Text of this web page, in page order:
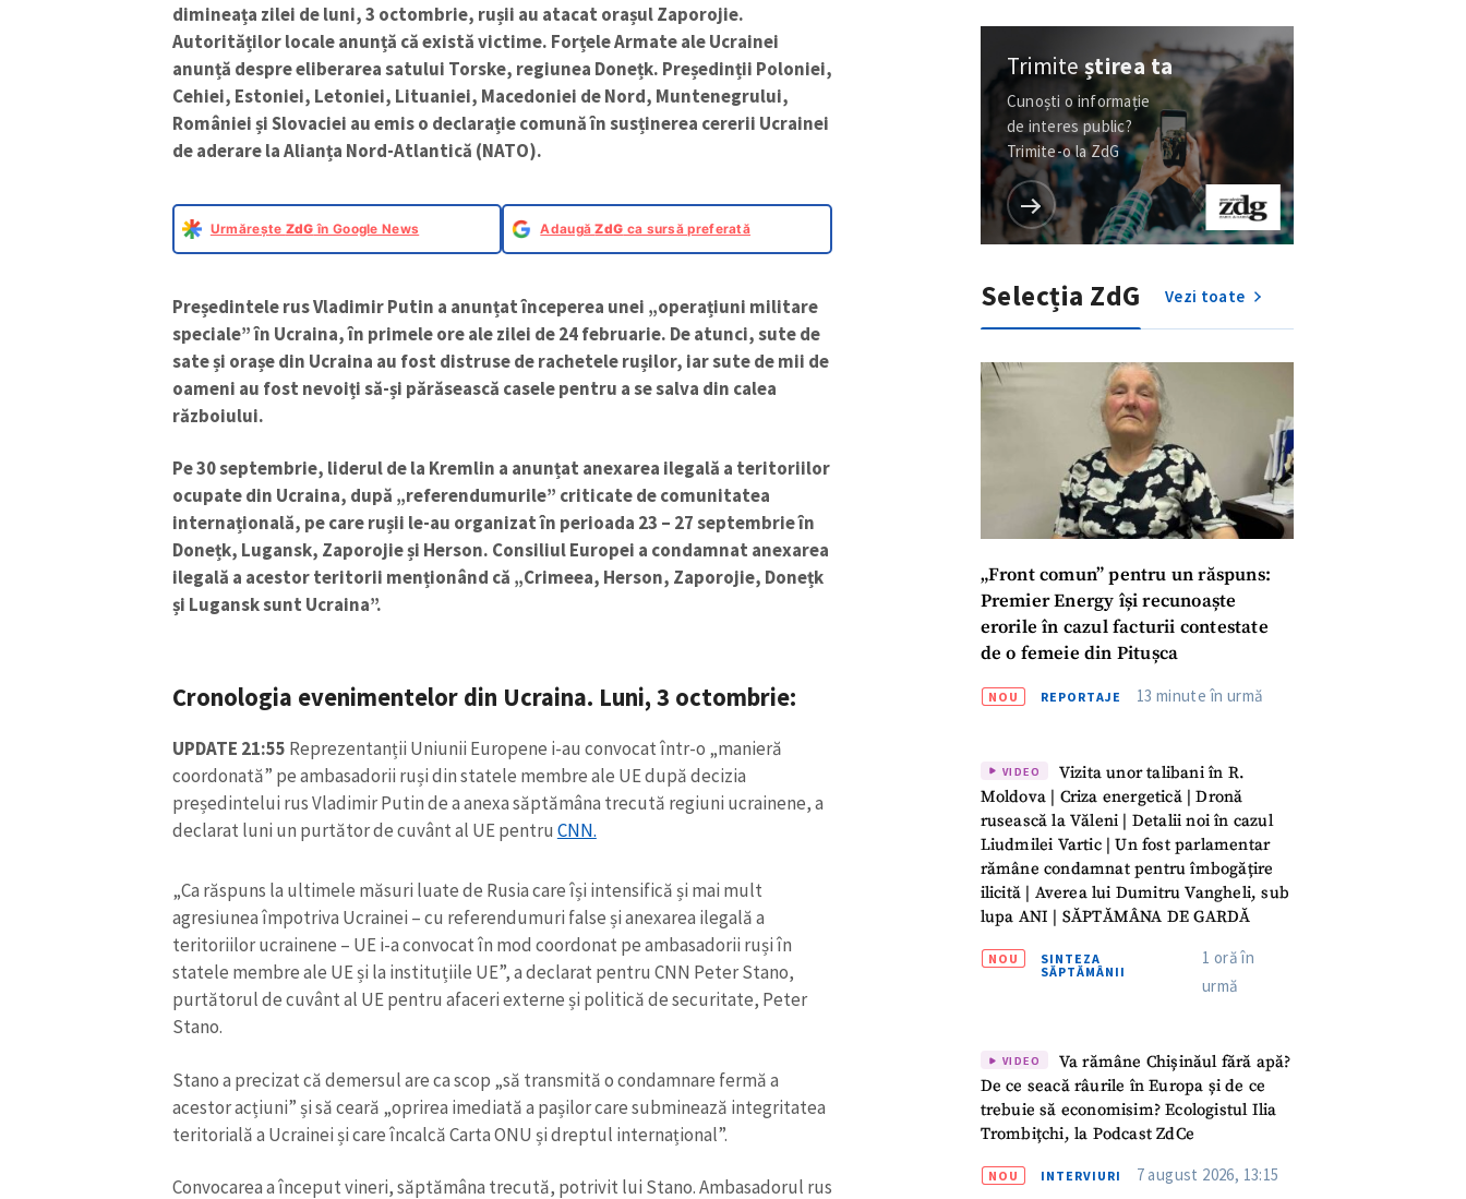
dimineața zilei de luni, 3 octombrie, rușii au atacat orașul Zaporojie.
Autorităților locale anunță că există victime. Forțele Armate ale Ucrainei
anunță despre eliberarea satului Torske, regiunea Donețk. Președinții Poloniei,
Cehiei, Estoniei, Letoniei, Lituaniei, Macedoniei de Nord, Muntenegrului,
României și Slovaciei au emis o declarație comună în susținerea cererii Ucrainei
de aderare la Alianța Nord-Atlantică (NATO).
Urmărește ZdG în Google News AdaugăZdG ca sursă preferată
Președintele rus Vladimir Putin a anunțat începerea unei „operațiuni militare
speciale” în Ucraina, în primele ore ale zilei de 24 februarie. De atunci, sute de
sate și orașe din Ucraina au fost distruse de rachetele rușilor, iar sute de mii de
oameni au fost nevoiți să-și părăsească casele pentru a se salva din calea
războiului.
Pe 30 septembrie, liderul de la Kremlin a anunțat anexarea ilegală a teritoriilor
ocupate din Ucraina, după „referendumurile” criticate de comunitatea
internațională, pe care rușii le-au organizat în perioada 23 – 27 septembrie în
Donețk, Lugansk, Zaporojie și Herson. Consiliul Europei a condamnat anexarea
ilegală a acestor teritorii menționând că „Crimeea, Herson, Zaporojie, Donețk
și Lugansk sunt Ucraina”.
Cronologia evenimentelor din Ucraina. Luni, 3 octombrie:
UPDATE 21:55 Reprezentanții Uniunii Europene i-au convocat într-o „manieră
coordonată” pe ambasadorii ruși din statele membre ale UE după decizia
președintelui rus Vladimir Putin de a anexa săptămâna trecută regiuni ucrainene, a
declarat luni un purtător de cuvânt al UE pentru CNN.
„Ca răspuns la ultimele măsuri luate de Rusia care își intensifică și mai mult
agresiunea împotriva Ucrainei – cu referendumuri false și anexarea ilegală a
teritoriilor ucrainene – UE i-a convocat în mod coordonat pe ambasadorii ruși în
statele membre ale UE și la instituțiile UE”, a declarat pentru CNN Peter Stano,
purtătorul de cuvânt al UE pentru afaceri externe și politică de securitate, Peter
Stano.
Stano a precizat că demersul are ca scop „să transmită o condamnare fermă a
acestor acțiuni” și să ceară „oprirea imediată a pașilor care subminează integritatea
teritorială a Ucrainei și care încalcă Carta ONU și dreptul internațional”.
Convocarea a început vineri, săptămâna trecută, potrivit lui Stano. Ambasadorul rus
Trimiteștirea ta
Cunoști o informație
de interes public?
Trimite-o la ZdG
Selecția ZdG Vezi toate
„Front comun” pentru un răspuns:
Premier Energy își recunoaște
erorile în cazul facturii contestate
de o femeie din Pitușca
NOU REPORTAJE 13 minute în urmă
VIDEO
Vizita unor talibani în R.
Moldova | Criza energetică | Dronă
rusească la Văleni | Detalii noi în cazul
Liudmilei Vartic | Un fost parlamentar
rămâne condamnat pentru îmbogățire
ilicită | Averea lui Dumitru Vangheli, sub
lupa ANI | SĂPTĂMÂNA DE GARDĂ
NOU
SINTEZA
SĂPTĂMÂNII
1 oră în
urmă
VIDEO
Va rămâne Chișinăul fără apă?
De ce seacă râurile în Europa și de ce
trebuie să economisim? Ecologistul Ilia
Trombițchi, la Podcast ZdCe
NOU INTERVIURI 7 august 2026, 13:15
Titlu știre + Adaugă titlu
Link media + Link media
Mesajul știrei + Mesajul știrei
+ Numele meu
+ Emailul meu
+ Telefon personal
TRIMITE ȘTIREA